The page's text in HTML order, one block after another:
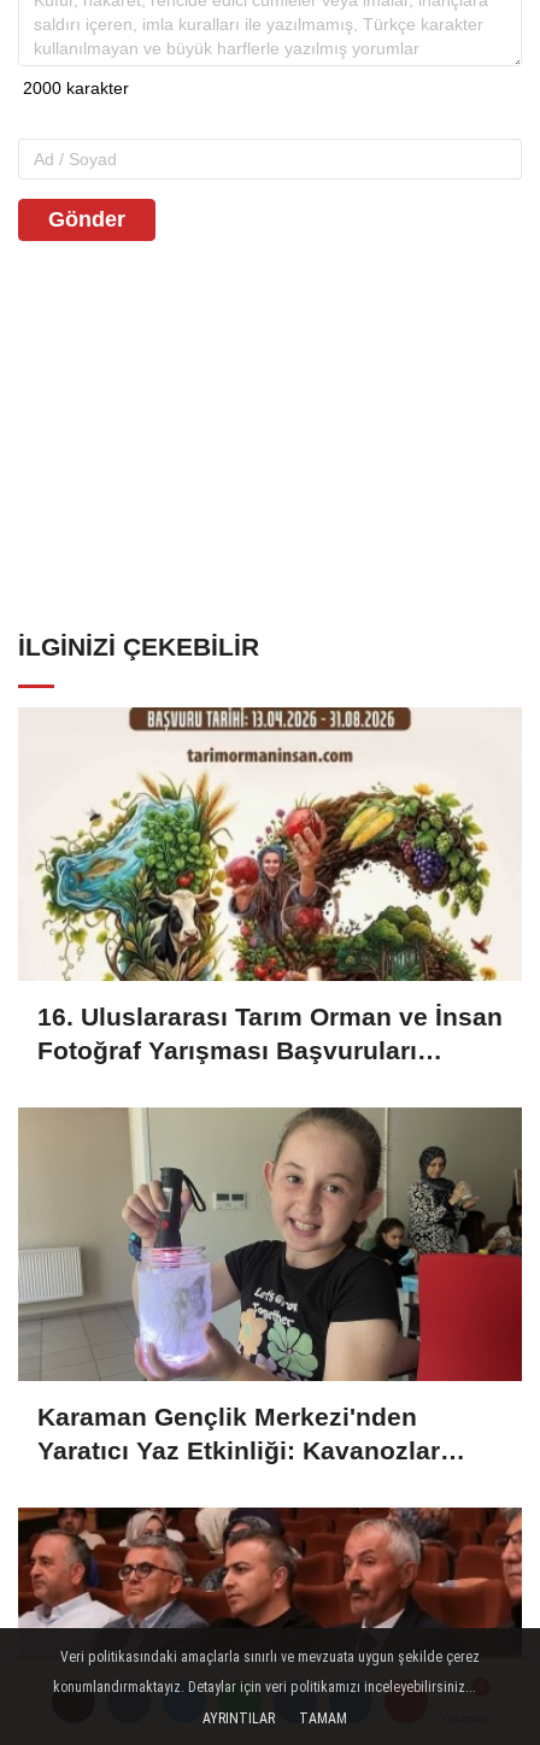
Gönder
İLGINIZI ÇEKEBILIR
16. Uluslararası Tarım Orman ve İnsan
Fotoğraf Yarışması Başvuruları
Karaman Gençlik Merkezi'nden
Yaratıcı Yaz Etkinliği: Kavanozlar
Veri politikasındaki amaçlarla sınırlı ve mevzuata uygun şekilde çerez
konumlandırmaktayız. Detaylar için veri politikamızı inceleyebilirsiniz...
AYRINTILAR
TAMAM